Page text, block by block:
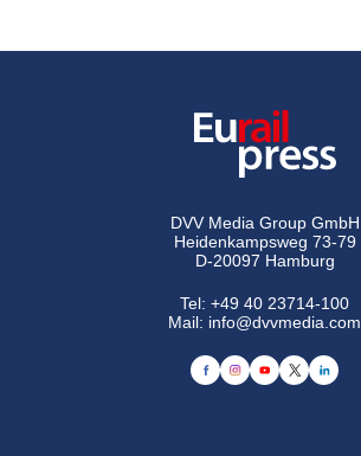
DVV Media Group GmbH
Heidenkampsweg 73-79
D-20097 Hamburg
Tel:+49 40 23714-100
Mail: info@dvvmedia.com